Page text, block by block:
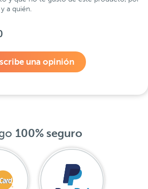
a quién.
una opinión
100% seguro